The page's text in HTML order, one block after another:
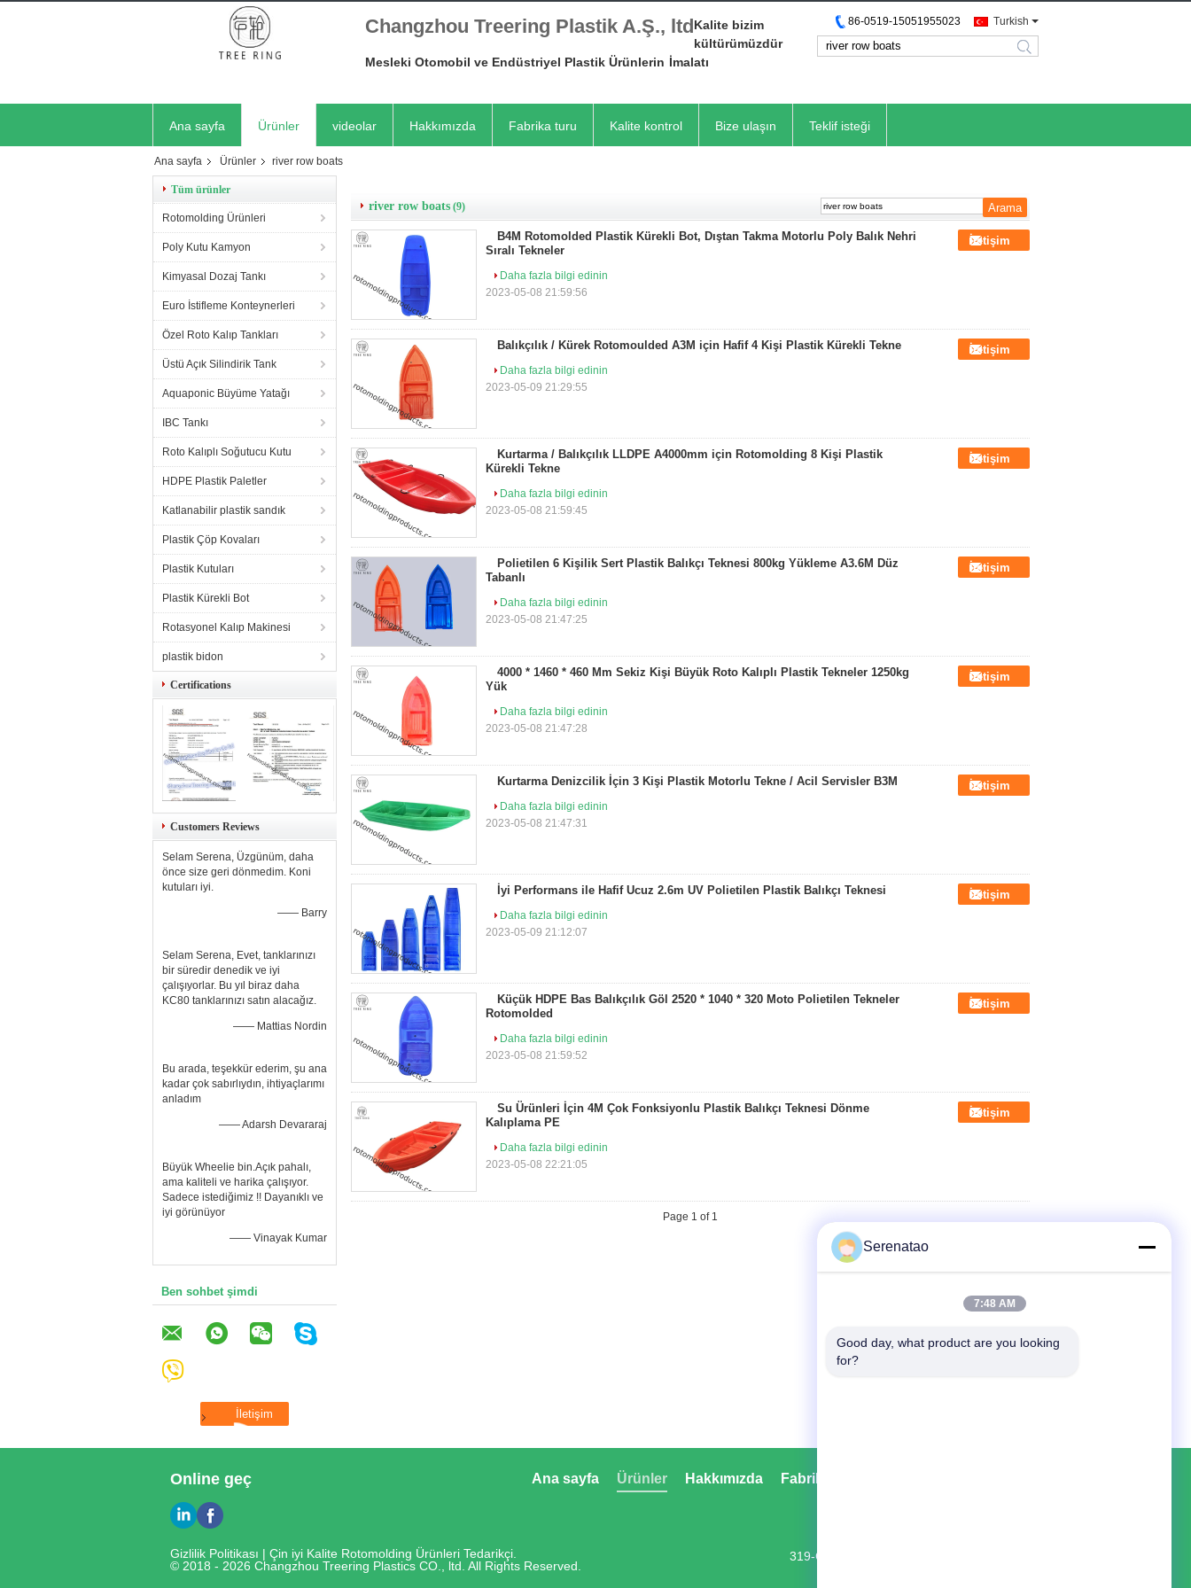
Changzhou Treering Plastik A.Ş., ltdKalite bizim
kültürümüzdür
Mesleki Otomobil ve Endüstriyel Plastik Ürünlerin İmalatı
Turkish
86-0519-15051955023
search
Ana sayfa Ürünler videolar Hakkımızda Fabrika turu Kalite kontrol Bize ulaşın Teklif isteği
Ana sayfa Ürünler river row boats
Tüm ürünler
Rotomolding Ürünleri
Poly Kutu Kamyon
Kimyasal Dozaj Tankı
Euro İstifleme Konteynerleri
Özel Roto Kalıp Tankları
Üstü Açık Silindirik Tank
Aquaponic Büyüme Yatağı
IBC Tankı
Roto Kalıplı Soğutucu Kutu
HDPE Plastik Paletler
Katlanabilir plastik sandık
Plastik Çöp Kovaları
Plastik Kutuları
Plastik Kürekli Bot
Rotasyonel Kalıp Makinesi
plastik bidon
Certifications
Customers Reviews
Selam Serena, Üzgünüm, daha
önce size geri dönmedim. Koni
kutuları iyi.
—— Barry
Selam Serena, Evet, tanklarınızı
bir süredir denedik ve iyi
çalışıyorlar. Bu yıl biraz daha
KC80 tanklarınızı satın alacağız.
—— Mattias Nordin
Bu arada, teşekkür ederim, şu ana
kadar çok sabırlıydın, ihtiyaçlarımı
anladım
—— Adarsh ​​Devararaj
Büyük Wheelie bin.Açık pahalı,
ama kaliteli ve harika çalışıyor.
Sadece istediğimiz !! Dayanıklı ve
iyi görünüyor
—— Vinayak Kumar
Ben sohbet şimdi
river row boats (9)
B4M Rotomolded Plastik Kürekli Bot, Dıştan Takma Motorlu Poly Balık Nehri
Sıralı Tekneler
İletişim
Daha fazla bilgi edinin
2023-05-08 21:59:56
Balıkçılık / Kürek Rotomoulded A3M için Hafif 4 Kişi Plastik Kürekli Tekne İletişim
Daha fazla bilgi edinin
2023-05-09 21:29:55
Kurtarma / Balıkçılık LLDPE A4000mm için Rotomolding 8 Kişi Plastik
Kürekli Tekne
İletişim
Daha fazla bilgi edinin
2023-05-08 21:59:45
Polietilen 6 Kişilik Sert Plastik Balıkçı Teknesi 800kg Yükleme A3.6M Düz
Tabanlı
İletişim
Daha fazla bilgi edinin
2023-05-08 21:47:25
4000 * 1460 * 460 Mm Sekiz Kişi Büyük Roto Kalıplı Plastik Tekneler 1250kg
Yük
İletişim
Daha fazla bilgi edinin
2023-05-08 21:47:28
Kurtarma Denizcilik İçin 3 Kişi Plastik Motorlu Tekne / Acil Servisler B3M İletişim
Daha fazla bilgi edinin
2023-05-08 21:47:31
İyi Performans ile Hafif Ucuz 2.6m UV Polietilen Plastik Balıkçı Teknesi İletişim
Daha fazla bilgi edinin
2023-05-09 21:12:07
Küçük HDPE Bas Balıkçılık Göl 2520 * 1040 * 320 Moto Polietilen Tekneler
Rotomolded
İletişim
Daha fazla bilgi edinin
2023-05-08 21:59:52
Su Ürünleri İçin 4M Çok Fonksiyonlu Plastik Balıkçı Teknesi Dönme
Kalıplama PE
İletişim
Daha fazla bilgi edinin
2023-05-08 22:21:05
Page 1 of 1
Online geç Fabrika turu
Hakkımızda
Ürünler
Ana sayfa
Gizlilik Politikası | Çin iyi Kalite Rotomolding Ürünleri Tedarikçi.
© 2018 - 2026 Changzhou Treering Plastics CO., ltd. All Rights Reserved.
319-C509 Tongjiang Caddesi Changzhou
Serenatao
7:48 AM
Good day, what product are you looking
for?